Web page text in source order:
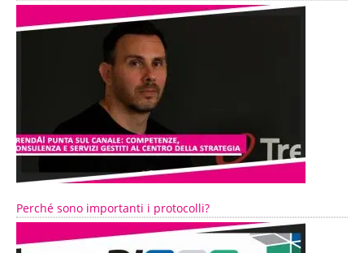
Perché sono importanti i protocolli?